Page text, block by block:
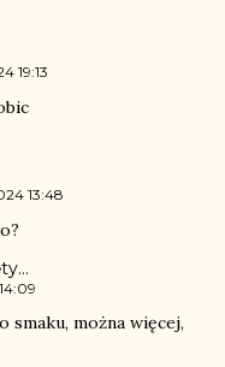
19:13
13:48
smaku, można więcej,